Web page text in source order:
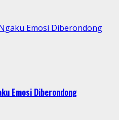
Emosi Diberondong
Emosi Diberondong